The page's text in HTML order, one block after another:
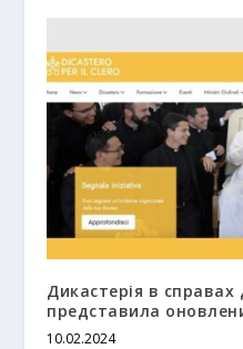
Дикастерія в справах
представила
10.02.2024